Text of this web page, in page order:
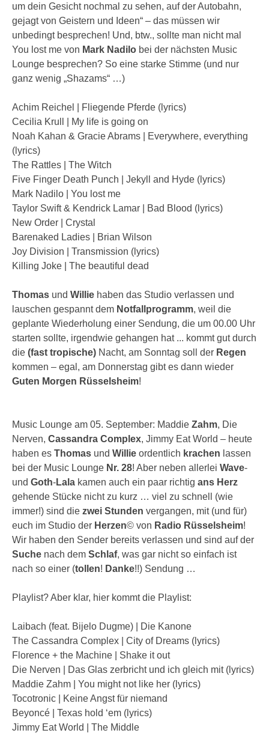
um dein Gesicht nochmal zu sehen, auf der Autobahn,
gejagt von Geistern und Ideen“ – das müssen wir
unbedingt besprechen! Und, btw., sollte man nicht mal
You lost me von Mark Nadilo bei der nächsten Music
Lounge besprechen? So eine starke Stimme (und nur
ganz wenig „Shazams“ …)
Achim Reichel | Fliegende Pferde (lyrics)
Cecilia Krull | My life is going on
Noah Kahan & Gracie Abrams | Everywhere, everything
(lyrics)
The Rattles | The Witch
Five Finger Death Punch | Jekyll and Hyde (lyrics)
Mark Nadilo | You lost me
Taylor Swift & Kendrick Lamar | Bad Blood (lyrics)
New Order | Crystal
Barenaked Ladies | Brian Wilson
Joy Division | Transmission (lyrics)
Killing Joke | The beautiful dead
Thomas und Willie haben das Studio verlassen und
lauschen gespannt dem Notfallprogramm, weil die
geplante Wiederholung einer Sendung, die um 00.00 Uhr
starten sollte, irgendwie gehangen hat ... kommt gut durch
die (fast tropische) Nacht, am Sonntag soll der Regen
kommen – egal, am Donnerstag gibt es dann wieder
Guten Morgen Rüsselsheim!
Music Lounge am 05. September: Maddie Zahm, Die
Nerven, Cassandra Complex, Jimmy Eat World – heute
haben es Thomas und Willie ordentlich krachen lassen
bei der Music Lounge Nr. 28! Aber neben allerlei Wave-
und Goth-Lala kamen auch ein paar richtig ans Herz
gehende Stücke nicht zu kurz … viel zu schnell (wie
immer!) sind die zwei Stunden vergangen, mit (und für)
euch im Studio der Herzen© von Radio Rüsselsheim!
Wir haben den Sender bereits verlassen und sind auf der
Suche nach dem Schlaf, was gar nicht so einfach ist
nach so einer (tollen! Danke!!) Sendung …
Playlist? Aber klar, hier kommt die Playlist:
Laibach (feat. Bijelo Dugme) | Die Kanone
The Cassandra Complex | City of Dreams (lyrics)
Florence + the Machine | Shake it out
Die Nerven | Das Glas zerbricht und ich gleich mit (lyrics)
Maddie Zahm | You might not like her (lyrics)
Tocotronic | Keine Angst für niemand
Beyoncé | Texas hold ‘em (lyrics)
Jimmy Eat World | The Middle